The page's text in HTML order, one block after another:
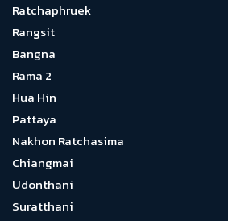
Ratchaphruek
Rangsit
Bangna
Rama 2
Hua Hin
Pattaya
Nakhon Ratchasima
Chiangmai
Udonthani
Suratthani